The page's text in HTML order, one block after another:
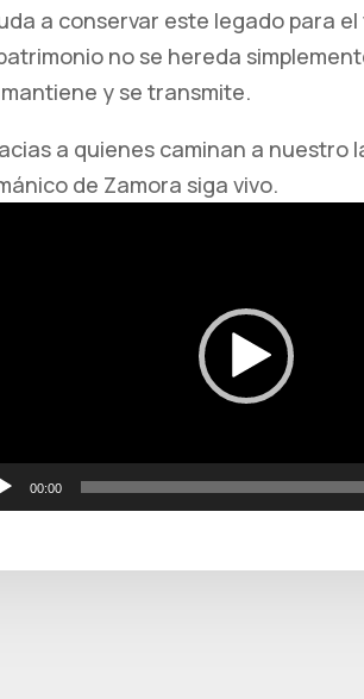
a conservar este legado para
no se hereda
y se transmite.
a quienes caminan a nuestro
de Zamora siga vivo.
00:00